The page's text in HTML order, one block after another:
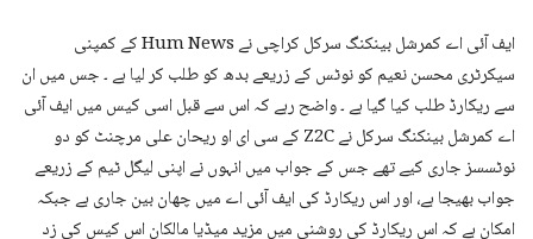
ایف آئی اے کمرشل بینکنگ سرکل کراچی نے Hum News کے کمپنی
سیکرٹری محسن نعیم کو نوٹس کے زریعے بدھ کو طلب کر لیا ہے ۔ جس میں ان
سے ریکارڈ طلب کیا گیا ہے ۔ واضح رہے کہ اس سے قبل اسی کیس میں ایف آئی
اے کمرشل بینکنگ سرکل نے Z2C کے سی ای او ریحان علی مرچنٹ کو دو
نوٹسسز جاری کیے تھے جس کے جواب میں انہوں نے اپنی لیگل ٹیم کے زریعے
جواب بھیجا ہے، اور اس ریکارڈ کی ایف آئی اے میں چھان بین جاری ہے جبکہ
امکان ہے کہ اس ریکارڈ کی روشنی میں مزید میڈیا مالکان اس کیس کی زد